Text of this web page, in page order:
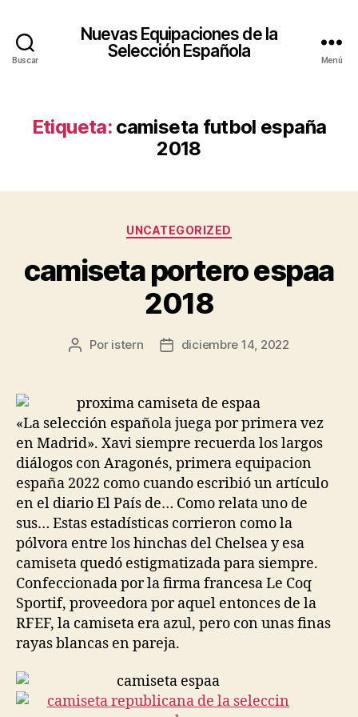
Buscar
Nuevas Equipaciones de la
Selección Española
Menú
Etiqueta: camiseta futbol españa
2018
Categorías
UNCATEGORIZED
camiseta portero espaa
2018
Autor
entrada
Por istern
Fecha
entrada
diciembre 14, 2022
«La selección española juega por primera vez
en Madrid». Xavi siempre recuerda los largos
diálogos con Aragonés, primera equipacion
españa 2022 como cuando escribió un artículo
en el diario El País de… Como relata uno de
sus… Estas estadísticas corrieron como la
pólvora entre los hinchas del Chelsea y esa
camiseta quedó estigmatizada para siempre.
Confeccionada por la firma francesa Le Coq
Sportif, proveedora por aquel entonces de la
RFEF, la camiseta era azul, pero con unas finas
rayas blancas en pareja.